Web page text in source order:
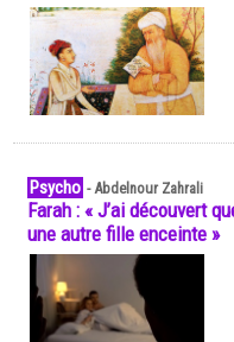
Psycho -Abdelnour Zahrali
Farah : « J’ai découvert
une autre fille enceinte »